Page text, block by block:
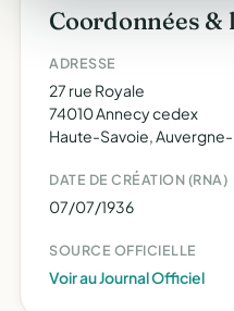
Coordonnées
ADRESSE
27 rue Royale
74010 Annecy cedex
Haute-Savoie,
DATE DE CRÉATION (RNA)
07/07/1936
SOURCE OFFICIELLE
Voir au Journal Officiel